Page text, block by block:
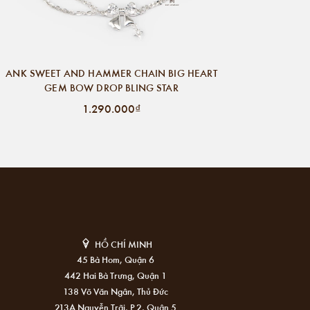
ANK SWEET AND HAMMER CHAIN BIG HEART
GEM BOW DROP BLING STAR
1.290.000₫
HỒ CHÍ MINH
45 Bà Hom, Quận 6
442 Hai Bà Trưng, Quận 1
138 Võ Văn Ngân, Thủ Đức
213A Nguyễn Trãi, P.2, Quận 5